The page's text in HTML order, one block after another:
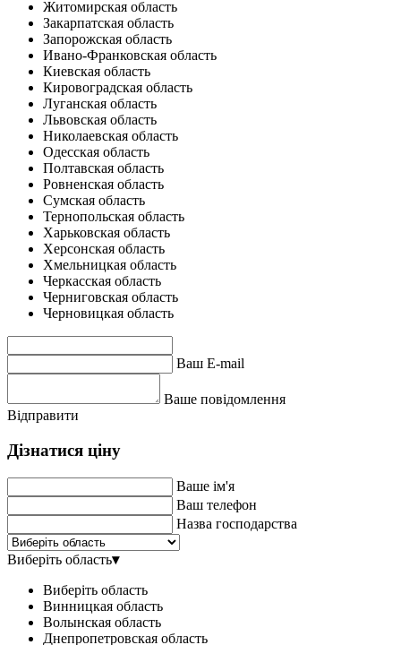
Житомирская область
Закарпатская область
Запорожская область
Ивано-Франковская область
Киевская область
Кировоградская область
Луганская область
Львовская область
Николаевская область
Одесская область
Полтавская область
Ровненская область
Сумская область
Тернопольская область
Харьковская область
Херсонская область
Хмельницкая область
Черкасская область
Черниговская область
Черновицкая область
Ваш E-mail
Ваше повідомлення
Відправити
Дізнатися ціну
Ваше ім'я
Ваш телефон
Назва господарства
Виберіть область▾
Виберіть область
Винницкая область
Волынская область
Днепропетровская область